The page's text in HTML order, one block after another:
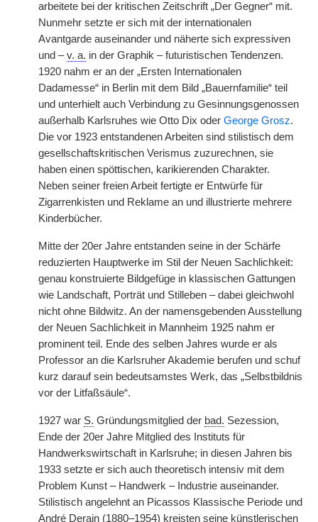
arbeitete bei der kritischen Zeitschrift „Der Gegner“ mit.
Nunmehr setzte er sich mit der internationalen
Avantgarde auseinander und näherte sich expressiven
und –v. a. in der Graphik – futuristischen Tendenzen.
1920 nahm er an der „Ersten Internationalen
Dadamesse“ in Berlin mit dem Bild „Bauernfamilie“ teil
und unterhielt auch Verbindung zu Gesinnungsgenossen
außerhalb Karlsruhes wie Otto Dix oder George Grosz.
Die vor 1923 entstandenen Arbeiten sind stilistisch dem
gesellschaftskritischen Verismus zuzurechnen, sie
haben einen spöttischen, karikierenden Charakter.
Neben seiner freien Arbeit fertigte er Entwürfe für
Zigarrenkisten und Reklame an und illustrierte mehrere
Kinderbücher.
Mitte der 20er Jahre entstanden seine in der Schärfe
reduzierten Hauptwerke im Stil der Neuen Sachlichkeit:
genau konstruierte Bildgefüge in klassischen Gattungen
wie Landschaft, Porträt und Stilleben – dabei gleichwohl
nicht ohne Bildwitz. An der namensgebenden Ausstellung
der Neuen Sachlichkeit in Mannheim 1925 nahm er
prominent teil. Ende des selben Jahres wurde er als
Professor an die Karlsruher Akademie berufen und schuf
kurz darauf sein bedeutsamstes Werk, das „Selbstbildnis
vor der Litfaßsäule“.
1927 war S. Gründungsmitglied der bad. Sezession,
Ende der 20er Jahre Mitglied des Instituts für
Handwerkswirtschaft in Karlsruhe; in diesen Jahren bis
1933 setzte er sich auch theoretisch intensiv mit dem
Problem Kunst – Handwerk – Industrie auseinander.
Stilistisch angelehnt an Picassos Klassische Periode und
André Derain (1880–1954) kreisten seine künstlerischen